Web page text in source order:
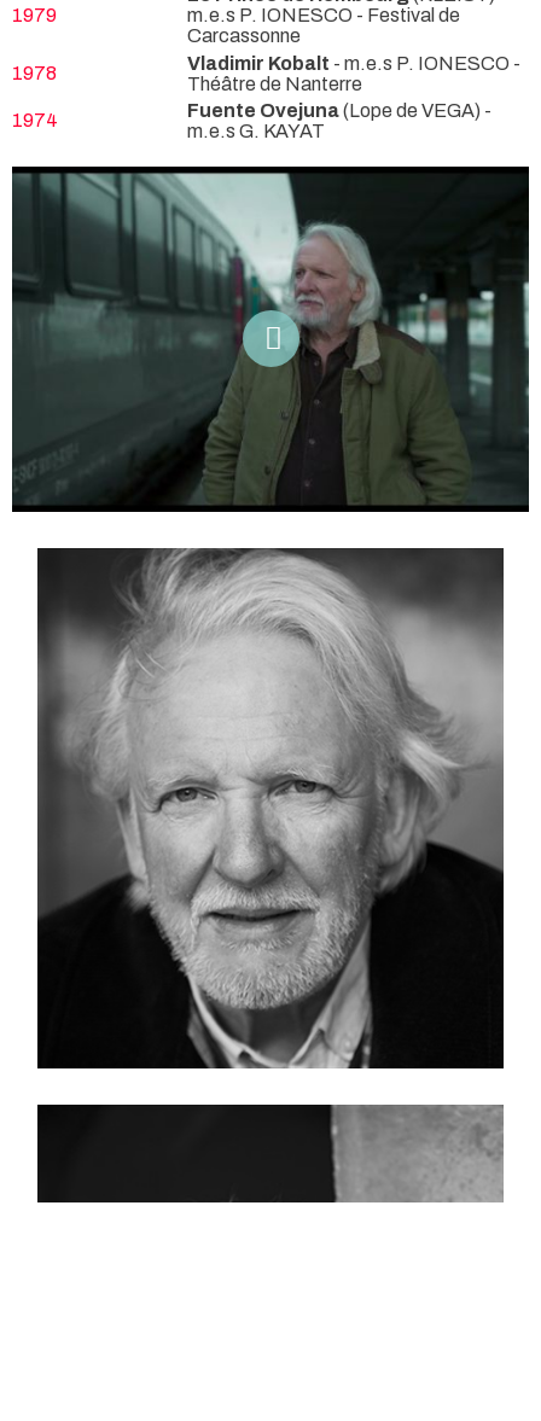
1979
m.e.s P. IONESCO - Festival de
Carcassonne
1978
Vladimir Kobalt - m.e.s P. IONESCO -
Théâtre de Nanterre
1974
Fuente Ovejuna(Lope de VEGA) -
m.e.s G. KAYAT